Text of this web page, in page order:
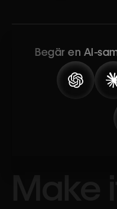
Begär en AI-